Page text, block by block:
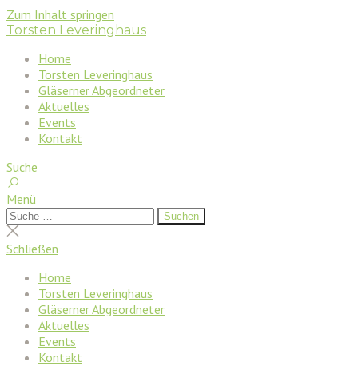
Zum Inhalt springen
Torsten Leveringhaus
Home
Torsten Leveringhaus
Gläserner Abgeordneter
Aktuelles
Events
Kontakt
Suche
Menü
Suchen
nach:
Suchen
Suche
schließen
Schließen
Home
Torsten Leveringhaus
Gläserner Abgeordneter
Aktuelles
Events
Kontakt